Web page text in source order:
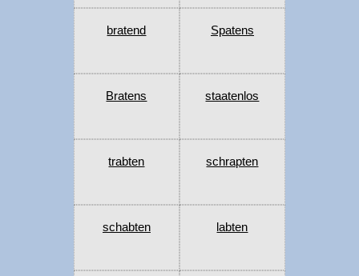
bratend Spatens
Bratens staatenlos
trabten schrapten
schabten labten